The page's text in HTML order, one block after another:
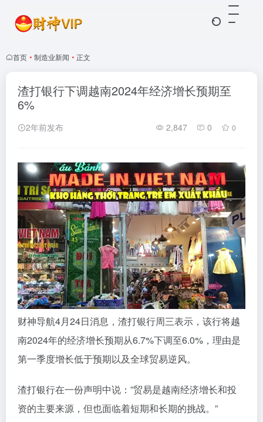
首页 • 制造业新闻 • 正文
渣打银行下调越南2024年经济增长预期至
6%
2年前发布 2,847 0 0
财神导航4月24日消息，渣打银行周三表示，该行将越
南2024年的经济增长预期从6.7%下调至6.0%，理由是
第一季度增长低于预期以及全球贸易逆风。
渣打银行在一份声明中说：”贸易是越南经济增长和投
资的主要来源，但也面临着短期和长期的挑战。”